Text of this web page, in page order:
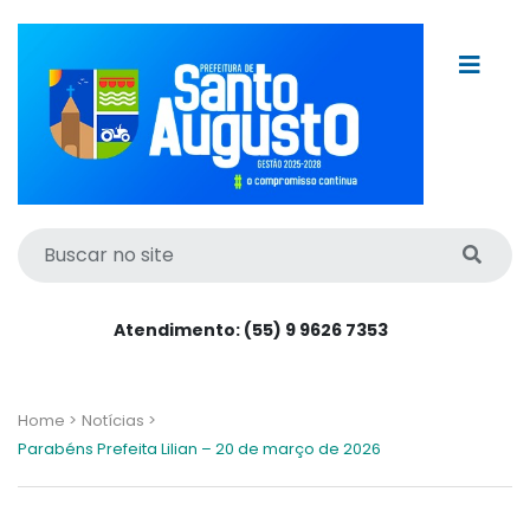
Atendimento: (55) 9 9626 7353
Home > Notícias >
Parabéns Prefeita Lilian – 20 de março de 2026